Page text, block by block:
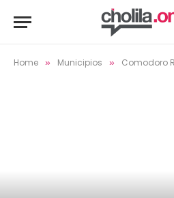
Home » Municipios » Comodoro